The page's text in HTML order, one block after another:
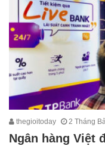
thegioitoday 2 Tháng
Ngân hàng Việt